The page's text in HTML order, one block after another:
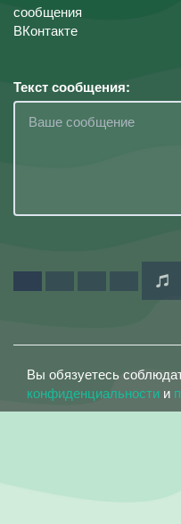
Текст сообщения:
Вы обязуетесь
конфиденциальности и